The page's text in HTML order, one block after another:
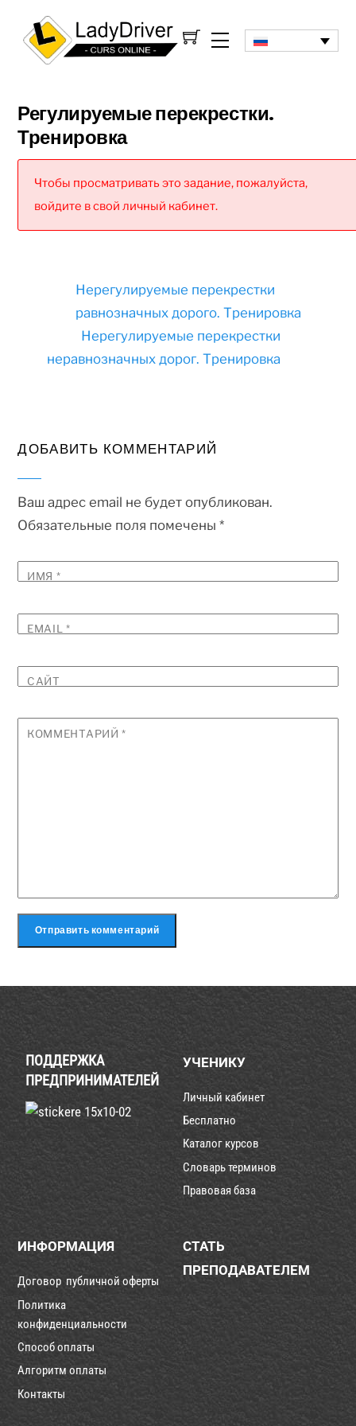
Регулируемые перекрестки.
Тренировка
Чтобы просматривать это задание, пожалуйста,
войдите в свой личный кабинет.
Нерегулируемые перекрестки
равнозначных дорого. Тренировка
Нерегулируемые перекрестки
неравнозначных дорог. Тренировка
ДОБАВИТЬ КОММЕНТАРИЙ
Ваш адрес email не будет опубликован.
Обязательные поля помечены*
ИМЯ *
EMAIL *
САЙТ
КОММЕНТАРИЙ *
ПОДДЕРЖКА
ПРЕДПРИНИМАТЕЛЕЙ
УЧЕНИКУ
Личный кабинет
Бесплатно
Каталог курсов
Словарь терминов
Правовая база
ИНФОРМАЦИЯ
Договор публичной оферты
Политика
конфиденциальности
Способ оплаты
Алгоритм оплаты
Контакты
СТАТЬ
ПРЕПОДАВАТЕЛЕМ